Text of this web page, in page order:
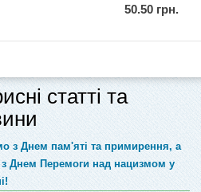
(Олкар)
50.50 грн.
статті та
з Днем пам'яті та примирення, а
з Днем Перемоги над нацизмом у